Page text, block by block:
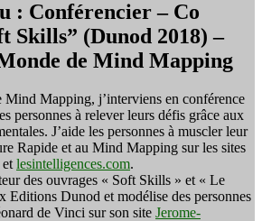
: Conférencier – Co
Skills” (Dunod 2018) –
de Mind Mapping
Mind Mapping, j’interviens en conférence
personnes à relever leurs défis grâce aux
J’aide les personnes à muscler leur
Rapide et au Mind Mapping sur les sites
et lesintelligences.com.
des ouvrages « Soft Skills » et « Le
Editions Dunod et modélise des personnes
de Vinci sur son site Jerome-